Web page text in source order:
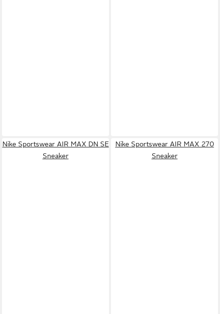
Nike Sportswear AIR MAX DN SE
Sneaker
Nike Sportswear AIR MAX 270
Sneaker